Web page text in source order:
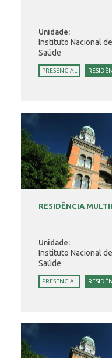
Unidade:
Instituto Nacional
Saúde
PRESENCIAL
RESIDÊNCIA
Unidade:
Instituto Nacional
Saúde
PRESENCIAL